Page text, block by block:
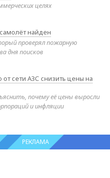
целях
найден
проверял пожарную
дня поисков
сети АЗС снизить цены на
почему её цены выросли
и инфляции
РЕКЛАМА